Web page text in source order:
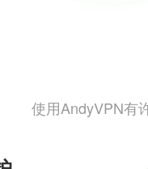
使用AndyVPN有